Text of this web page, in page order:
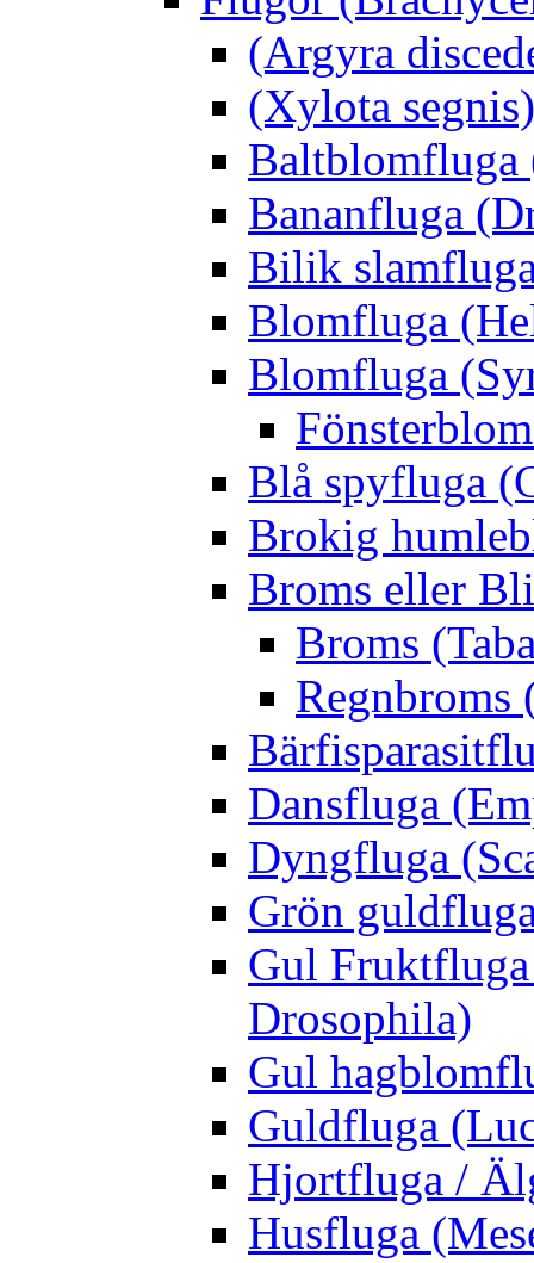
(Argyra
(Xylota segnis)
Baltblomfluga
Bananfluga
Bilik
Blomfluga
Blomfluga
Blå spyfluga
Brokig
Broms eller
Broms
Regnbroms
Dansfluga
Dyngfluga
Grön
Gul
Drosophila)
Gul
Guldfluga
Hjortfluga /
Husfluga